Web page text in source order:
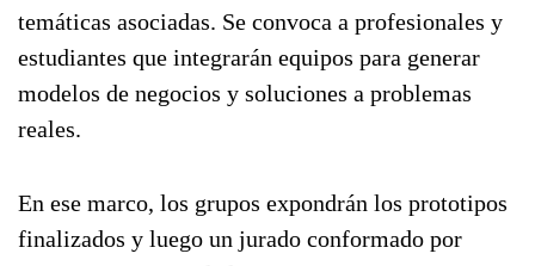
temáticas asociadas. Se convoca a profesionales y
estudiantes que integrarán equipos para generar
modelos de negocios y soluciones a problemas
reales.
En ese marco, los grupos expondrán los prototipos
finalizados y luego un jurado conformado por